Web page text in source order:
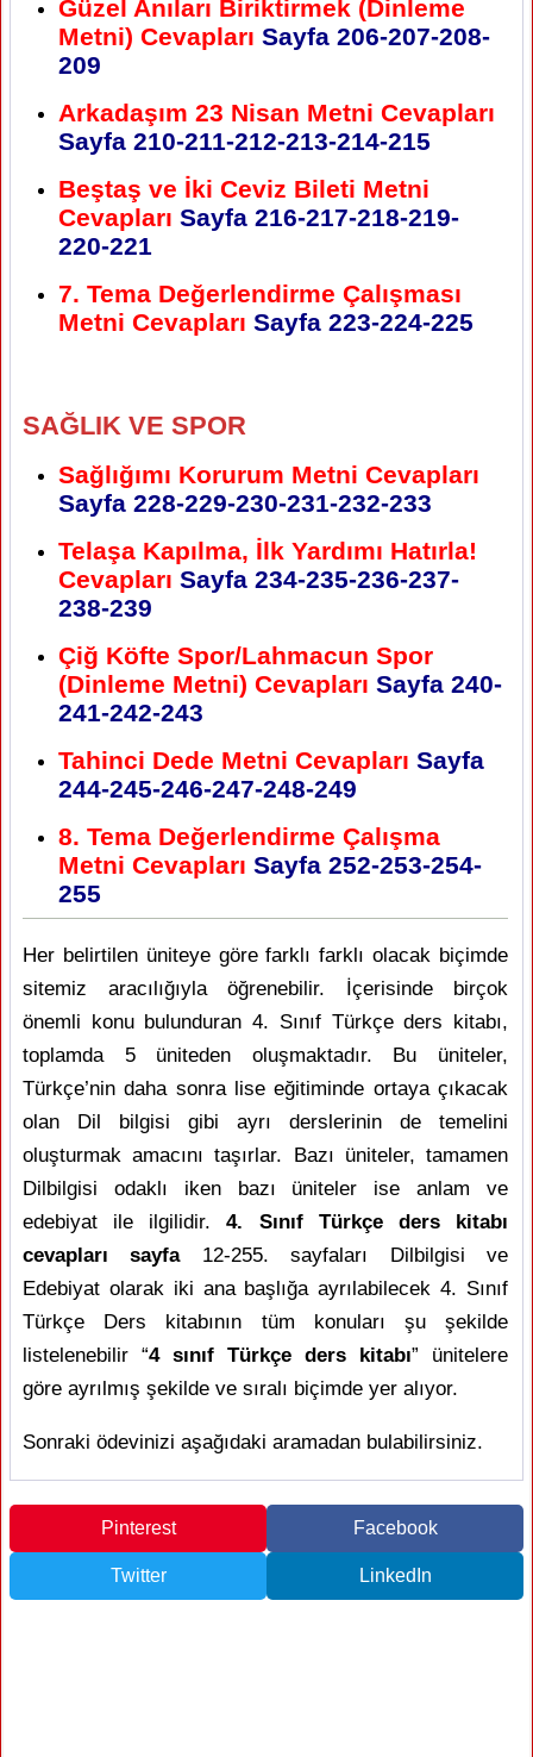
Güzel Anıları Biriktirmek (Dinleme
Metni) Cevapları Sayfa 206-207-208-
209
Arkadaşım 23 Nisan Metni Cevapları
Sayfa 210-211-212-213-214-215
Beştaş ve İki Ceviz Bileti Metni
Cevapları Sayfa 216-217-218-219-
220-221
7. Tema Değerlendirme Çalışması
Metni Cevapları Sayfa 223-224-225
SAĞLIK VE SPOR
Sağlığımı Korurum Metni Cevapları
Sayfa 228-229-230-231-232-233
Telaşa Kapılma, İlk Yardımı Hatırla!
Cevapları Sayfa 234-235-236-237-
238-239
Çiğ Köfte Spor/Lahmacun Spor
(Dinleme Metni) Cevapları Sayfa 240-
241-242-243
Tahinci Dede Metni Cevapları Sayfa
244-245-246-247-248-249
8. Tema Değerlendirme Çalışma
Metni Cevapları Sayfa 252-253-254-
255
Her belirtilen üniteye göre farklı farklı olacak biçimde
sitemiz aracılığıyla öğrenebilir. İçerisinde birçok
önemli konu bulunduran 4. Sınıf Türkçe ders kitabı,
toplamda 5 üniteden oluşmaktadır. Bu üniteler,
Türkçe’nin daha sonra lise eğitiminde ortaya çıkacak
olan Dil bilgisi gibi ayrı derslerinin de temelini
oluşturmak amacını taşırlar. Bazı üniteler, tamamen
Dilbilgisi odaklı iken bazı üniteler ise anlam ve
edebiyat ile ilgilidir.4. Sınıf Türkçe ders kitabı
cevapları sayfa12-255. sayfaları Dilbilgisi ve
Edebiyat olarak iki ana başlığa ayrılabilecek 4. Sınıf
Türkçe Ders kitabının tüm konuları şu şekilde
listelenebilir “4 sınıf Türkçe ders kitabı” ünitelere
göre ayrılmış şekilde ve sıralı biçimde yer alıyor.
Sonraki ödevinizi aşağıdaki aramadan bulabilirsiniz.
Pinterest Facebook
Twitter LinkedIn